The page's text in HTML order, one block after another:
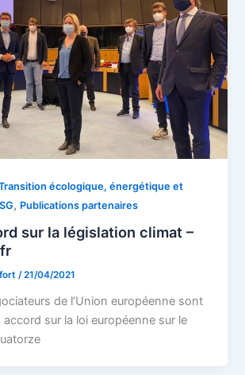
écologique, énergétique et
, Publications partenaires
sur la législation climat –
/21/04/2021
de l’Union européenne sont
accord sur la loi européenne sur le